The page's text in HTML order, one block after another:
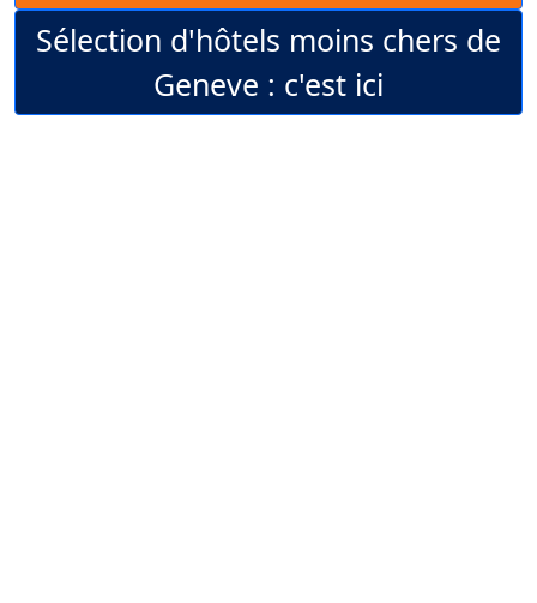
Sélection d'hôtels moins chers de
Geneve : c'est ici